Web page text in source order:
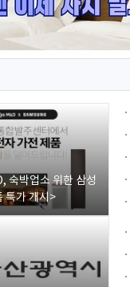
숙박업소 위한 삼성
특가 개시>